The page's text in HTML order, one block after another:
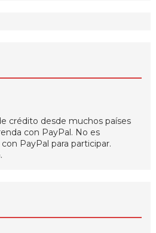
crédito desde muchos países
con PayPal. No es
PayPal para participar.